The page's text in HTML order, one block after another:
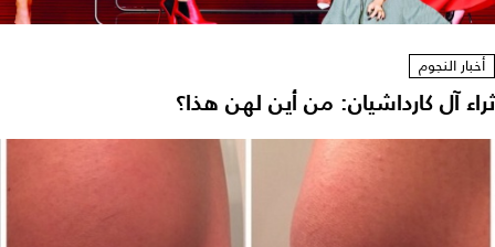
أخبار النجوم
ثراء آل كارداشيان: من أين لهن هذا؟